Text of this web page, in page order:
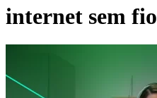
internet sem fio